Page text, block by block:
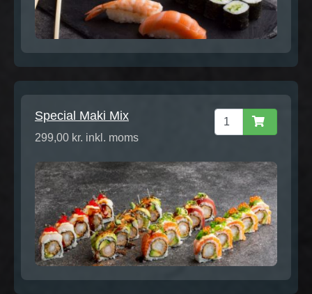
Special Maki Mix
299,00 kr. inkl. moms